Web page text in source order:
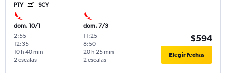
PTY SCY
dom. 10/1
2:55-
12:35
2 escalas
10 h 40 min
dom. 7/3
11:25-
8:50
2 escalas
20 h 25 min
$594
Elegir fechas